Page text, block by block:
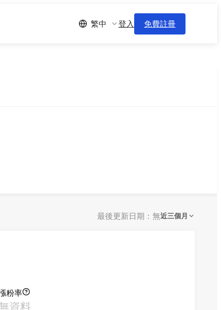
繁中 登入 免費註冊
最後更新日期：無近三個月
粉率
資料